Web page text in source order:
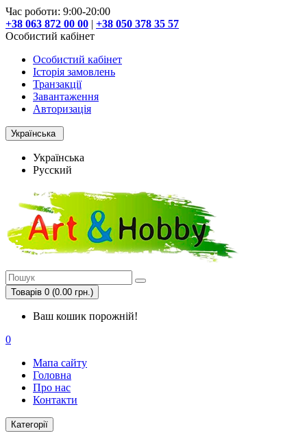
Час роботи: 9:00-20:00
+38 063 872 00 00 | +38 050 378 35 57
Особистий кабінет
Особистий кабінет
Історія замовлень
Транзакції
Завантаження
Авторизація
Українська
Українська
Русский
Товарів 0 (0.00 грн.)
Ваш кошик порожній!
0
Мапа сайту
Головна
Про нас
Контакти
Категорії